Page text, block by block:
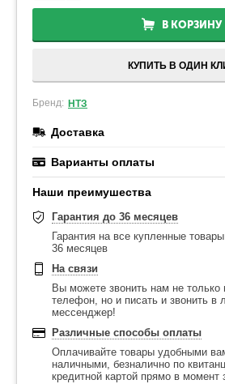
В КОРЗИНУ
КУПИТЬ В ОДИН
Бренд: НТЗ
Доставка
Варианты оплаты
Наши преимушества
Гарантия до 36 месяцев
Гарантия на все купленные
36 месяцев
На связи
Вы можете звонить нам не только
телефон, но и писать и звонить в
мессенджер!
Различные способы оплаты
Оплачивайте товары удобными
наличными, безналично по
кредитной картой прямо в момент